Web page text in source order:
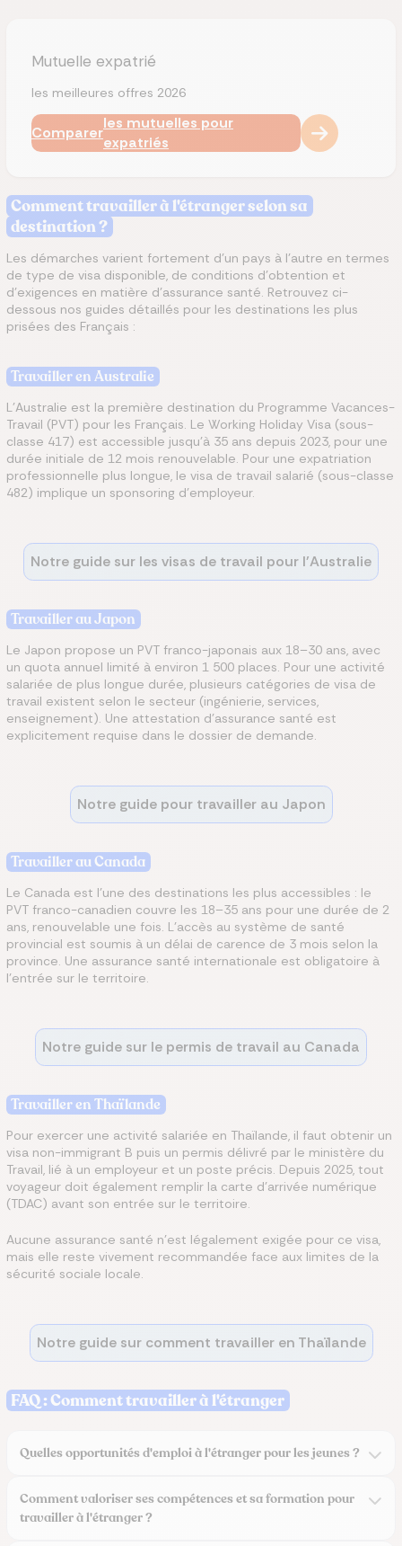
Mutuelle expatrié
les meilleures offres 2026
Comparer
les mutuelles pour
expatriés
Comment travailler à l'étranger selon sa
destination ?
Les démarches varient fortement d'un pays à l'autre en termes
de type de visa disponible, de conditions d'obtention et
d'exigences en matière d'assurance santé. Retrouvez ci-
dessous nos guides détaillés pour les destinations les plus
prisées des Français :
Travailler en Australie
L'Australie est la première destination du Programme Vacances-
Travail (PVT) pour les Français. Le Working Holiday Visa (sous-
classe 417) est accessible jusqu'à 35 ans depuis 2023, pour une
durée initiale de 12 mois renouvelable. Pour une expatriation
professionnelle plus longue, le visa de travail salarié (sous-classe
482) implique un sponsoring d'employeur.
Notre guide sur les visas de travail pour l'Australie
Travailler au Japon
Le Japon propose un PVT franco-japonais aux 18–30 ans, avec
un quota annuel limité à environ 1 500 places. Pour une activité
salariée de plus longue durée, plusieurs catégories de visa de
travail existent selon le secteur (ingénierie, services,
enseignement). Une attestation d'assurance santé est
explicitement requise dans le dossier de demande.
Notre guide pour travailler au Japon
Travailler au Canada
Le Canada est l'une des destinations les plus accessibles : le
PVT franco-canadien couvre les 18–35 ans pour une durée de 2
ans, renouvelable une fois. L'accès au système de santé
provincial est soumis à un délai de carence de 3 mois selon la
province. Une assurance santé internationale est obligatoire à
l'entrée sur le territoire.
Notre guide sur le permis de travail au Canada
Travailler en Thaïlande
Pour exercer une activité salariée en Thaïlande, il faut obtenir un
visa non-immigrant B puis un permis délivré par le ministère du
Travail, lié à un employeur et un poste précis. Depuis 2025, tout
voyageur doit également remplir la carte d'arrivée numérique
(TDAC) avant son entrée sur le territoire.
Aucune assurance santé n'est légalement exigée pour ce visa,
mais elle reste vivement recommandée face aux limites de la
sécurité sociale locale.
Notre guide sur comment travailler en Thaïlande
FAQ : Comment travailler à l'étranger
Quelles opportunités d'emploi à l'étranger pour les jeunes ?
Comment valoriser ses compétences et sa formation pour
travailler à l'étranger ?